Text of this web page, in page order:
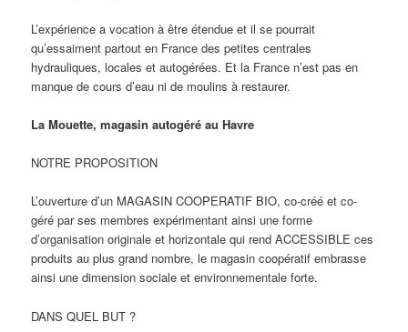
L’expérience a vocation à être étendue et il se pourrait
qu’essaiment partout en France des petites centrales
hydrauliques, locales et autogérées. Et la France n’est pas en
manque de cours d’eau ni de moulins à restaurer.
La Mouette, magasin autogéré au Havre
NOTRE PROPOSITION
L’ouverture d’un MAGASIN COOPERATIF BIO, co-créé et co-
géré par ses membres expérimentant ainsi une forme
d’organisation originale et horizontale qui rend ACCESSIBLE ces
produits au plus grand nombre, le magasin coopératif embrasse
ainsi une dimension sociale et environnementale forte.
DANS QUEL BUT ?